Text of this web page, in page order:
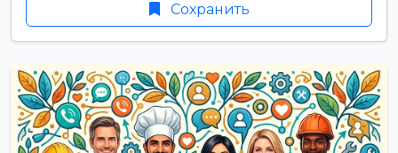
Сохранить